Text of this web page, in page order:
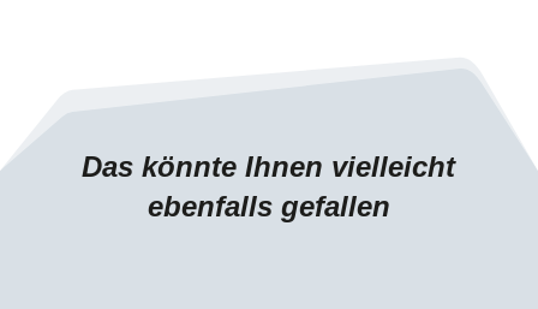
Das könnte Ihnen vielleicht
ebenfalls gefallen